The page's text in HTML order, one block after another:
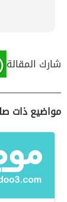
شارك المقالة
مواضيع ذات